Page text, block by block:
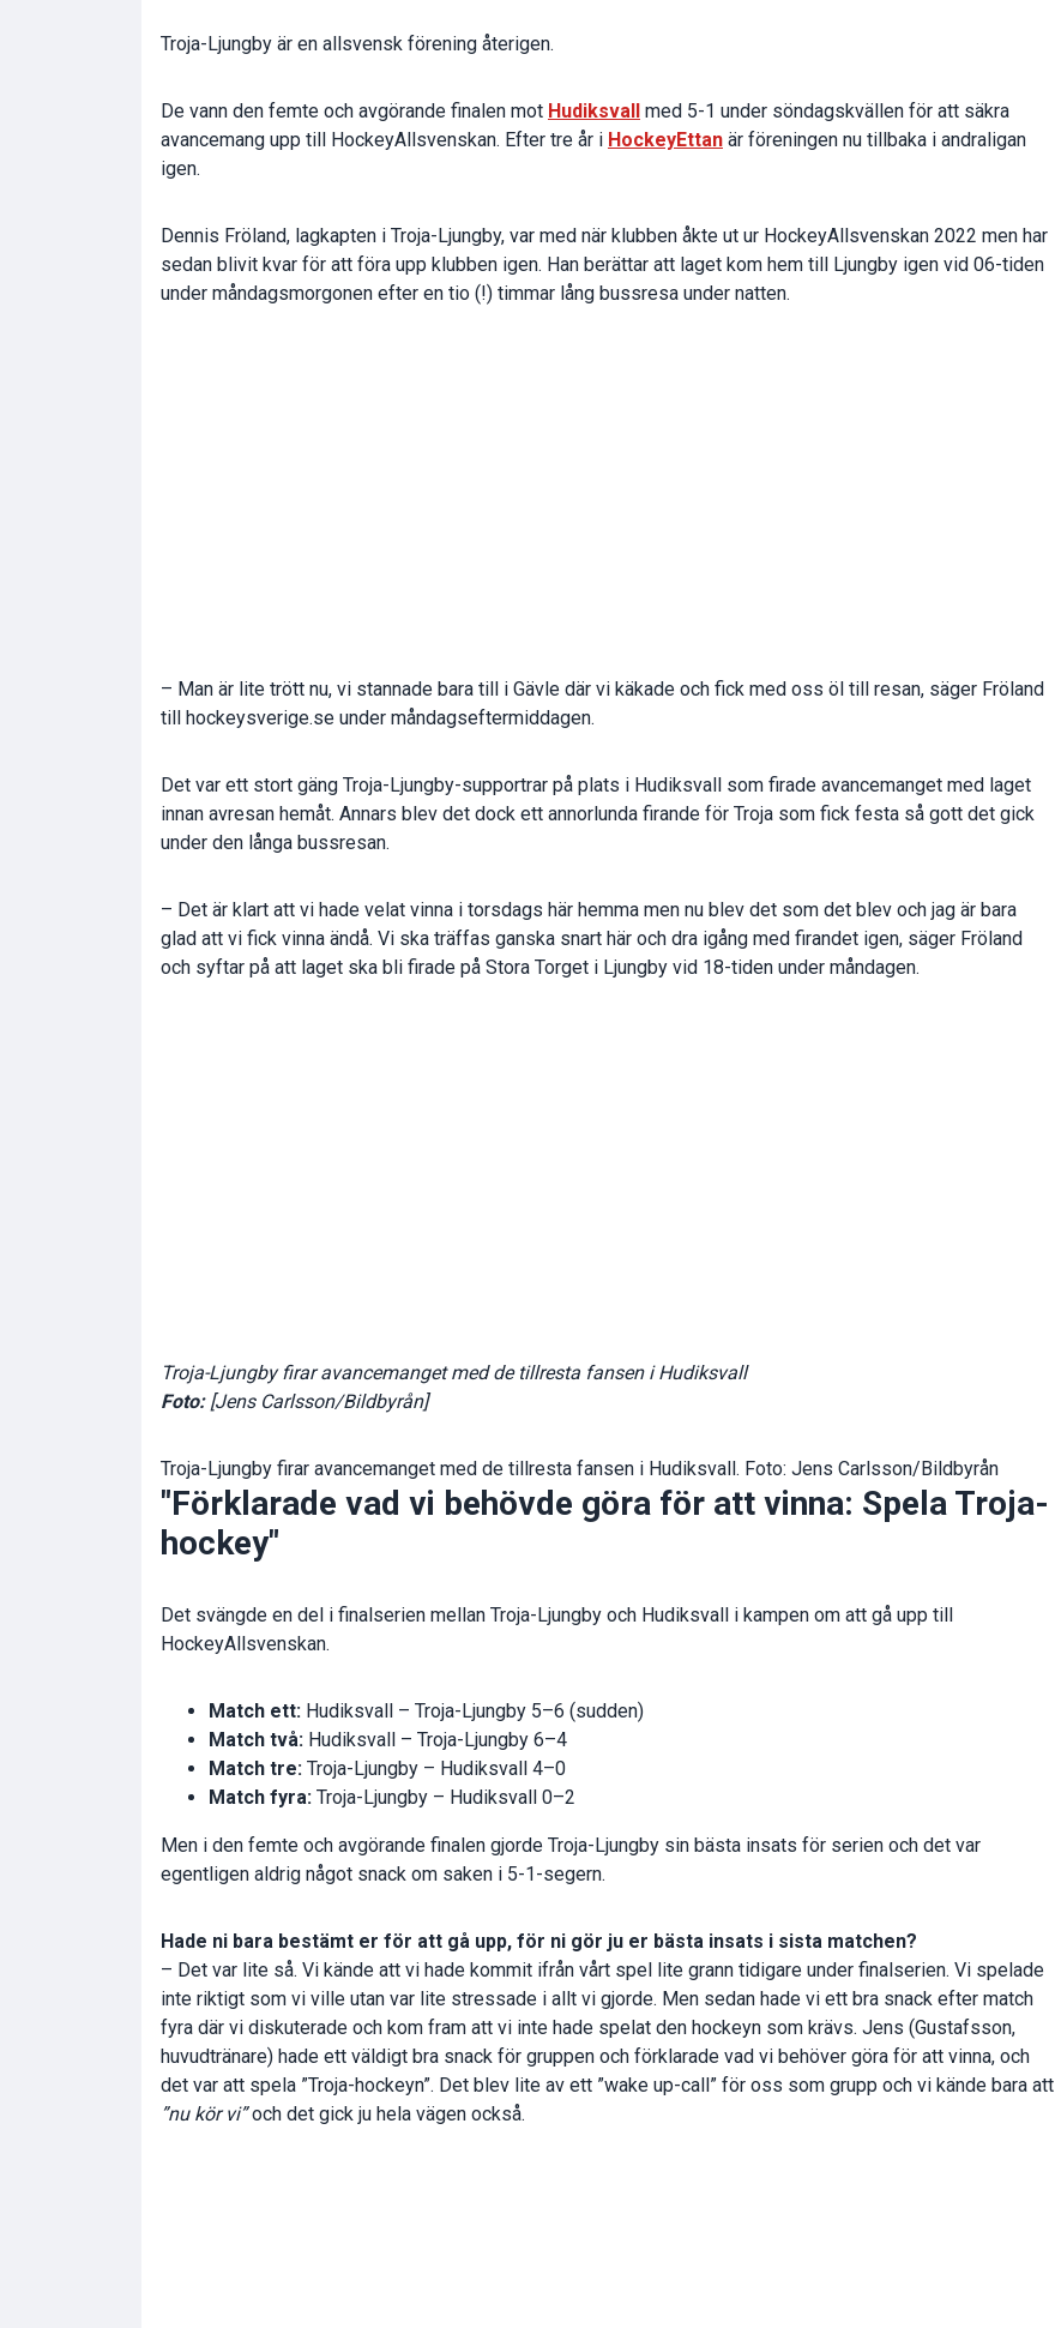
Troja-Ljungby är en allsvensk förening återigen.
De vann den femte och avgörande finalen mot Hudiksvall
med 5-1 under söndagskvällen för att säkra
avancemang upp till HockeyAllsvenskan. Efter tre år i HockeyEttan är föreningen nu tillbaka i andraligan
igen.
Dennis Fröland, lagkapten i Troja-Ljungby, var med när klubben åkte ut ur HockeyAllsvenskan 2022 men har
sedan blivit kvar för att föra upp klubben igen. Han berättar att laget kom hem till Ljungby igen vid 06-tiden
under måndagsmorgonen efter en tio (!) timmar lång bussresa under natten.
– Man är lite trött nu, vi stannade bara till i Gävle där vi käkade och fick med oss öl till resan, säger Fröland
till hockeysverige.se under måndagseftermiddagen.
Det var ett stort gäng Troja-Ljungby-supportrar på plats i Hudiksvall som firade avancemanget med laget
innan avresan hemåt. Annars blev det dock ett annorlunda firande för Troja som fick festa så gott det gick
under den långa bussresan.
– Det är klart att vi hade velat vinna i torsdags här hemma men nu blev det som det blev och jag är bara
glad att vi fick vinna ändå. Vi ska träffas ganska snart här och dra igång med firandet igen, säger Fröland
och syftar på att laget ska bli firade på Stora Torget i Ljungby vid 18-tiden under måndagen.
Troja-Ljungby firar avancemanget med de tillresta fansen i Hudiksvall
Foto: [Jens Carlsson/Bildbyrån]
Troja-Ljungby firar avancemanget med de tillresta fansen i Hudiksvall. Foto: Jens Carlsson/Bildbyrån
"Förklarade vad vi behövde göra för att vinna: Spela Troja-
hockey"
Det svängde en del i finalserien mellan Troja-Ljungby och Hudiksvall i kampen om att gå upp till
HockeyAllsvenskan.
Match ett: Hudiksvall – Troja-Ljungby 5–6 (sudden)
Match två: Hudiksvall – Troja-Ljungby 6–4
Match tre: Troja-Ljungby – Hudiksvall 4–0
Match fyra: Troja-Ljungby – Hudiksvall 0–2
Men i den femte och avgörande finalen gjorde Troja-Ljungby sin bästa insats för serien och det var
egentligen aldrig något snack om saken i 5-1-segern.
Hade ni bara bestämt er för att gå upp, för ni gör ju er bästa insats i sista matchen?
– Det var lite så. Vi kände att vi hade kommit ifrån vårt spel lite grann tidigare under finalserien. Vi spelade
inte riktigt som vi ville utan var lite stressade i allt vi gjorde. Men sedan hade vi ett bra snack efter match
fyra där vi diskuterade och kom fram att vi inte hade spelat den hockeyn som krävs. Jens (Gustafsson,
huvudtränare) hade ett väldigt bra snack för gruppen och förklarade vad vi behöver göra för att vinna, och
det var att spela ”Troja-hockeyn”. Det blev lite av ett ”wake up-call” för oss som grupp och vi kände bara att
”nu kör vi”och det gick ju hela vägen också.